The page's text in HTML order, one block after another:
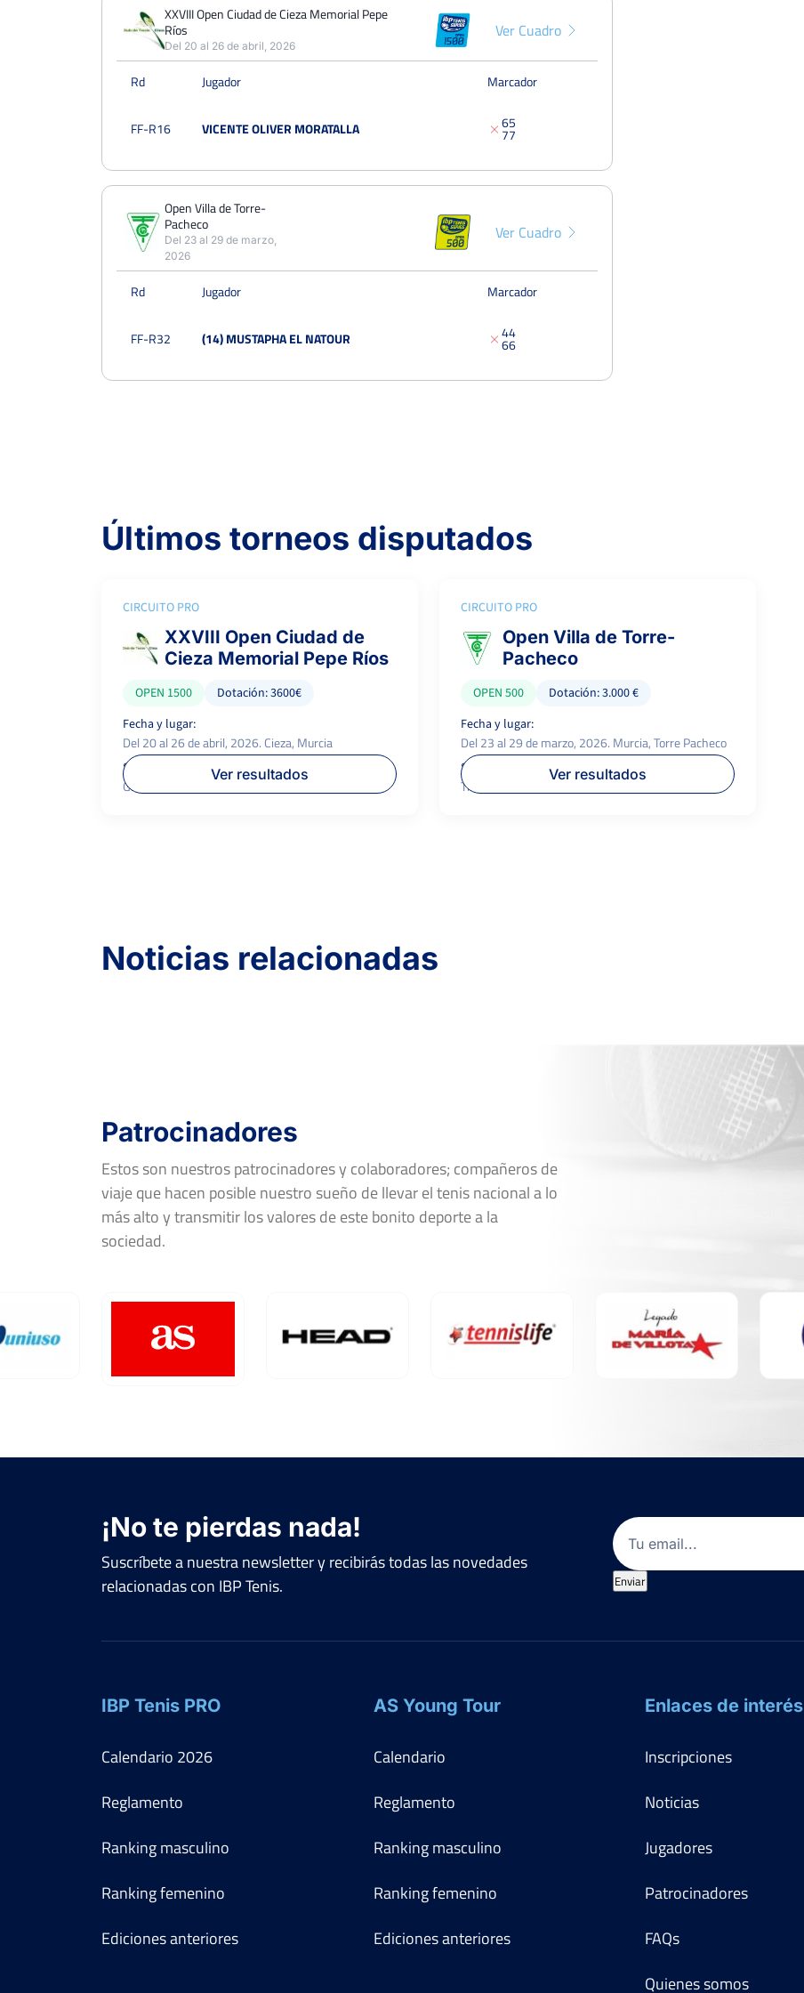
PERDIDOSPARTIDOSGANADOS
2
PERDIDOS JUEGOS GANADOS
XXVIII Open Ciudad de Cieza Memorial Pepe
Ríos
Del 20 al 26 de abril, 2026
Ver Cuadro
Rd Jugador Marcador
FF-R16 VICENTE OLIVER MORATALLA 6
7
5
7
Open Villa de Torre-
Pacheco
Del 23 al 29 de marzo,
2026
Ver Cuadro
Rd Jugador Marcador
FF-R32 (14) MUSTAPHA EL NATOUR 4
6
4
6
Últimos torneos disputados
CIRCUITO PRO
XXVIII Open Ciudad de
Cieza Memorial Pepe Ríos
OPEN 1500
Dotación: 3600€
Fecha y lugar:
Del 20 al 26 de abril, 2026. Cieza, Murcia
Superficie:
Greenset
P.campeón:
1.500 €
Ver resultados
CIRCUITO PRO
Open Villa de Torre-
Pacheco
OPEN 500
Dotación: 3.000 €
Fecha y lugar:
Del 23 al 29 de marzo, 2026. Murcia, Torre Pacheco
Superficie:
Tierra
P.campeón:
600 €
Ver resultados
Noticias relacionadas
Patrocinadores
Estos son nuestros patrocinadores y colaboradores; compañeros de
viaje que hacen posible nuestro sueño de llevar el tenis nacional a lo
más alto y transmitir los valores de este bonito deporte a la
sociedad.
¡No te pierdas nada!
Suscríbete a nuestra newsletter y recibirás todas las novedades
relacionadas con IBP Tenis.
Email
Enviar
IBP Tenis PRO
Calendario 2026
Reglamento
Ranking masculino
Ranking femenino
Ediciones anteriores
AS Young Tour
Calendario
Reglamento
Ranking masculino
Ranking femenino
Ediciones anteriores
Enlaces de interés
Inscripciones
Noticias
Jugadores
Patrocinadores
FAQs
Quienes somos